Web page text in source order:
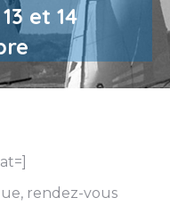
et 14
rendez-vous